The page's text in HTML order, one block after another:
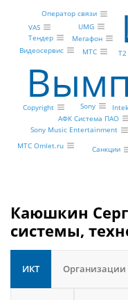
Intek
Мегафон
Т2
МТС
АФК Система ПАО
Sony
Sony Music Entertainment
UMG
Оператор связи
Видеосервис
VAS
МТС Omlet.ru
Copyright
Санкции
Тендер
Каюшкин
системы,
ИКТ Организации